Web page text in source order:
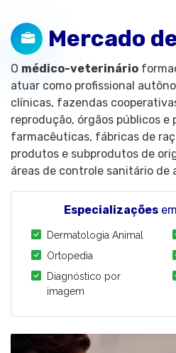
Mercado
O médico-veterinário
atuar como profissional
clínicas, fazendas
reprodução, órgãos públicos
farmacêuticas, fábricas de
produtos e subprodutos de
áreas de controle sanitário de
Especializações
Dermatologia Animal
Ortopedia
Diagnóstico por
imagem